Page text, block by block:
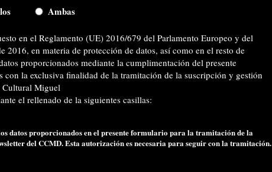
Ambas
en el Reglamento (UE) 2016/679 del Parlamento Europeo y del
2016, en materia de protección de datos, así como en el resto de
proporcionados mediante la cumplimentación del presente
con la exclusiva finalidad de la tramitación de la suscripción y gestión
Cultural Miguel
el rellenado de la siguientes casillas:
datos proporcionados en el presente formulario para la tramitación de la
del CCMD. Esta autorización es necesaria para seguir con la tramitación.